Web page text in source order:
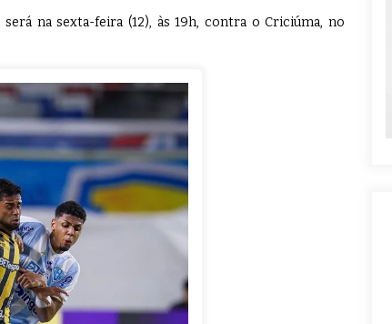
na sexta-feira (12), às 19h, contra o Criciúma, no